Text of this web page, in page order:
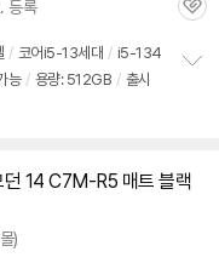
등록
관
/ 코어i5-13세대 / i5-134
능 / 용량: 512GB / 출시
14 C7M-R5 매트 블랙
)